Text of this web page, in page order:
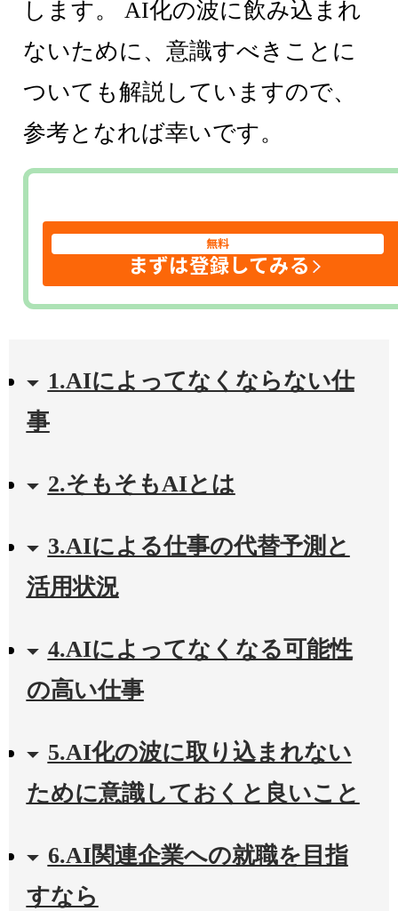
します。 AI化の波に飲み込まれ
ないために、意識すべきことに
ついても解説していますので、
参考となれば幸いです。
無料
まずは登録してみる
1.AIによってなくならない仕
事
2.そもそもAIとは
3.AIによる仕事の代替予測と
活用状況
4.AIによってなくなる可能性
の高い仕事
5.AI化の波に取り込まれない
ために意識しておくと良いこと
6.AI関連企業への就職を目指
すなら